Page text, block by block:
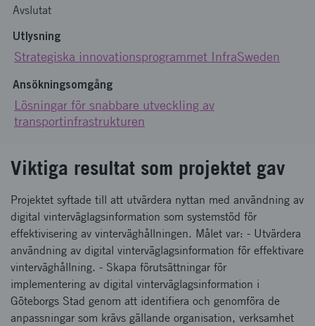
Avslutat
Utlysning
Strategiska innovationsprogrammet InfraSweden
Ansökningsomgång
Lösningar för snabbare utveckling av
transportinfrastrukturen
Viktiga resultat som projektet gav
Projektet syftade till att utvärdera nyttan med användning av
digital vinterväglagsinformation som systemstöd för
effektivisering av vinterväghållningen. Målet var: - Utvärdera
användning av digital vinterväglagsinformation för effektivare
vinterväghållning. - Skapa förutsättningar för
implementering av digital vinterväglagsinformation i
Göteborgs Stad genom att identifiera och genomföra de
anpassningar som krävs gällande organisation, verksamhet